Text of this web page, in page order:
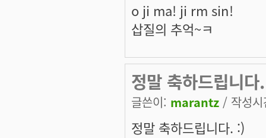
o ji ma! ji rm sin!
삽질의 추억~ㅋ
정말 축하드립니
글쓴이: marantz / 작성
정말 축하드립니다. :)